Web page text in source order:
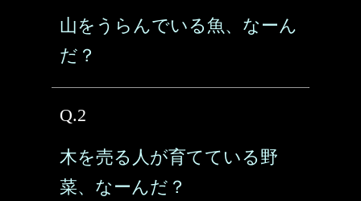
山をうらんでいる魚、なーん
だ？
Q.2
木を売る人が育てている野
菜、なーんだ？